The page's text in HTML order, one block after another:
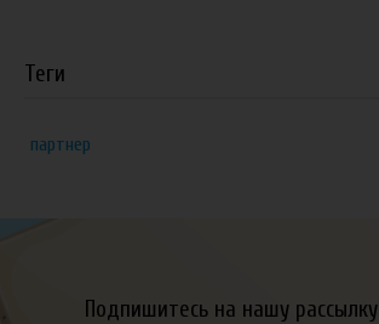
Теги
партнер
Подпишитесь на нашу рассылку